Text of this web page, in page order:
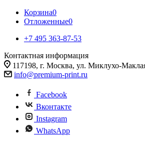
Корзина0
Отложенные0
+7 495 363-87-53
Контактная информация
117198, г. Москва, ул. Миклухо-
info@premium-print.ru
Facebook
Вконтакте
Instagram
WhatsApp